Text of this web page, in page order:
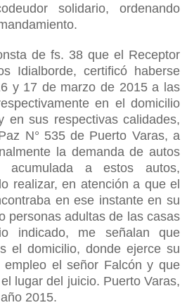
solidario, ordenando
de fs. 38 que el Receptor
Idialborde, certificó haberse
y 17 de marzo de 2015 a las
en el domicilio
en sus respectivas calidades,
N° 535 de Puerto Varas, a
la demanda de autos
acumulada a estos autos,
realizar, en atención a que el
en ese instante en su
personas adultas de las casas
indicado, me señalan que
el domicilio, donde ejerce su
empleo el señor Falcón y que
lugar del juicio. Puerto Varas,
2015.